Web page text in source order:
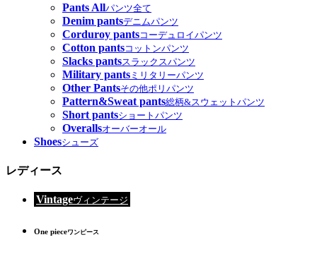
Pants Allパンツ全て
Denim pantsデニムパンツ
Corduroy pantsコーデュロイパンツ
Cotton pantsコットンパンツ
Slacks pantsスラックスパンツ
Military pants ミリタリーパンツ
Other Pantsその他ポリパンツ
Pattern&Sweat pants総柄&スウェットパンツ
Short pantsショートパンツ
Overallsオーバーオール
Shoesシューズ
レディース
Vintageヴィンテージ
One pieceワンピース